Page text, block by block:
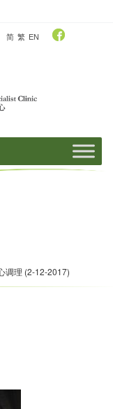
简 繁 EN
调理 (2-12-2017)